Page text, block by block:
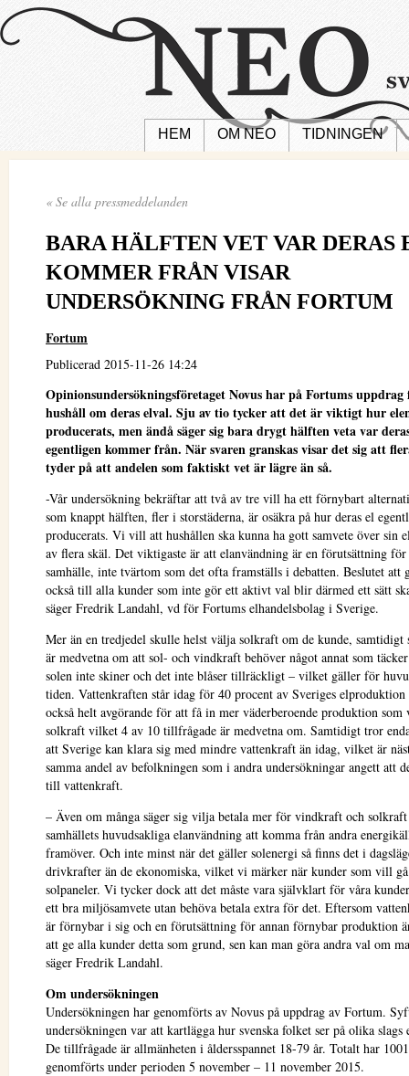
HEM OM NEO TIDNINGEN
« Se alla pressmeddelanden
BARA HÄLFTEN VET VAR DERAS
KOMMER FRÅN VISAR
UNDERSÖKNING FRÅN FORTUM
Fortum
Publicerad 2015-11-26 14:24
Opinionsundersökningsföretaget Novus har på Fortums uppdrag
hushåll om deras elval. Sju av tio tycker att det är viktigt hur
producerats, men ändå säger sig bara drygt hälften veta var
egentligen kommer från. När svaren granskas visar det sig att
tyder på att andelen som faktiskt vet är lägre än så.
-Vår undersökning bekräftar att två av tre vill ha ett förnybart
som knappt hälften, fler i storstäderna, är osäkra på hur deras el
producerats. Vi vill att hushållen ska kunna ha gott samvete över sin
av flera skäl. Det viktigaste är att elanvändning är en förutsättning
samhälle, inte tvärtom som det ofta framställs i debatten. Beslutet att
också till alla kunder som inte gör ett aktivt val blir därmed ett sätt
säger Fredrik Landahl, vd för Fortums elhandelsbolag i Sverige.
Mer än en tredjedel skulle helst välja solkraft om de kunde, samtidigt
är medvetna om att sol- och vindkraft behöver något annat som
solen inte skiner och det inte blåser tillräckligt – vilket gäller för
tiden. Vattenkraften står idag för 40 procent av Sveriges elproduktion
också helt avgörande för att få in mer väderberoende produktion som
solkraft vilket 4 av 10 tillfrågade är medvetna om. Samtidigt tror
att Sverige kan klara sig med mindre vattenkraft än idag, vilket är
samma andel av befolkningen som i andra undersökningar angett att
till vattenkraft.
– Även om många säger sig vilja betala mer för vindkraft och
samhällets huvudsakliga elanvändning att komma från andra
framöver. Och inte minst när det gäller solenergi så finns det i
drivkrafter än de ekonomiska, vilket vi märker när kunder som vill
solpaneler. Vi tycker dock att det måste vara självklart för våra
ett bra miljösamvete utan behöva betala extra för det. Eftersom
är förnybar i sig och en förutsättning för annan förnybar produktion
att ge alla kunder detta som grund, sen kan man göra andra val om
säger Fredrik Landahl.
Om undersökningen
Undersökningen har genomförts av Novus på uppdrag av Fortum.
undersökningen var att kartlägga hur svenska folket ser på olika slags
De tillfrågade är allmänheten i åldersspannet 18-79 år. Totalt har
genomförts under perioden 5 november – 11 november 2015.